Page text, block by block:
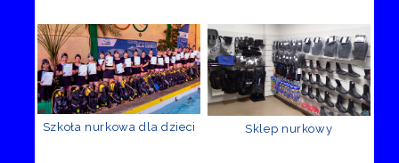
Szkoła nurkowa dla dzieci Sklep nurkowy